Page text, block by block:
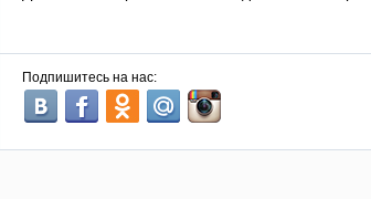
Подпишитесь на нас: